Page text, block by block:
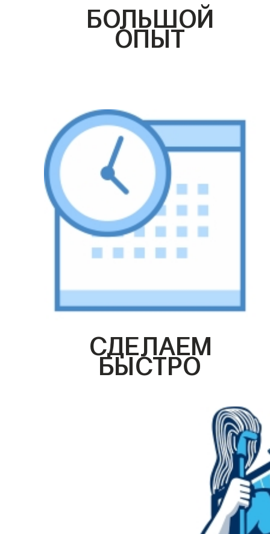
БОЛЬШОЙ
ОПЫТ
СДЕЛАЕМ
БЫСТРО